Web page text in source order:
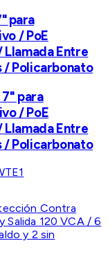
para
/ PoE
Entre
/ Policarbonato
para
/ PoE
Entre
/ Policarbonato